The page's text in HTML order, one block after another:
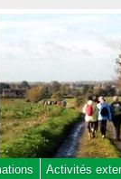
Activités